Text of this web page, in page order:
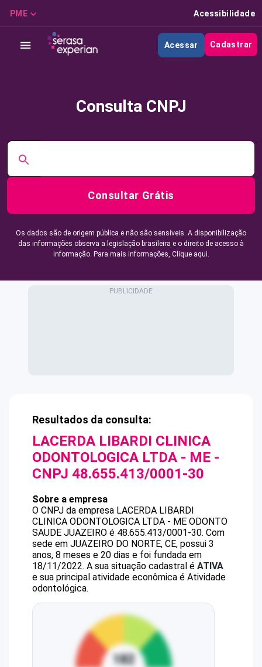
PME Acessibilidade
Acessar Cadastrar
Consulta CNPJ
Consultar Grátis
Os dados são de origem pública e não são sensíveis. A disponibilização
das informações observa a legislação brasileira e o direito de acesso à
informação. Para mais informações, Clique aqui.
Resultados da consulta:
LACERDA LIBARDI CLINICA
ODONTOLOGICA LTDA - ME -
CNPJ 48.655.413/0001-30
Sobre a empresa
O CNPJ da empresa LACERDA LIBARDI
CLINICA ODONTOLOGICA LTDA - ME ODONTO
SAUDE JUAZEIRO é 48.655.413/0001-30. Com
sede em JUAZEIRO DO NORTE, CE, possui 3
anos, 8 meses e 20 dias e foi fundada em
18/11/2022. A sua situação cadastral é ATIVA
e sua principal atividade econômica é Atividade
odontológica.